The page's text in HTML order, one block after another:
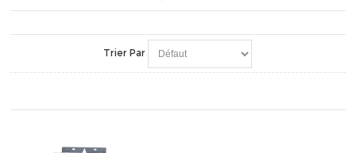
Trier Par